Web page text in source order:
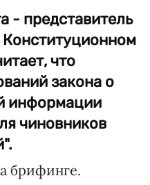
- представитель
Конституционном
что
закона о
информации
чиновников
брифинге.